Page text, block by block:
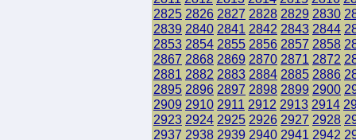
2825 2826 2827 2828 2829 2830
2839 2840 2841 2842 2843 2844
2853 2854 2855 2856 2857 2858
2867 2868 2869 2870 2871 2872
2881 2882 2883 2884 2885 2886
2895 2896 2897 2898 2899 2900
2909 2910 2911 2912 2913 2914
2923 2924 2925 2926 2927 2928
2937 2938 2939 2940 2941 2942